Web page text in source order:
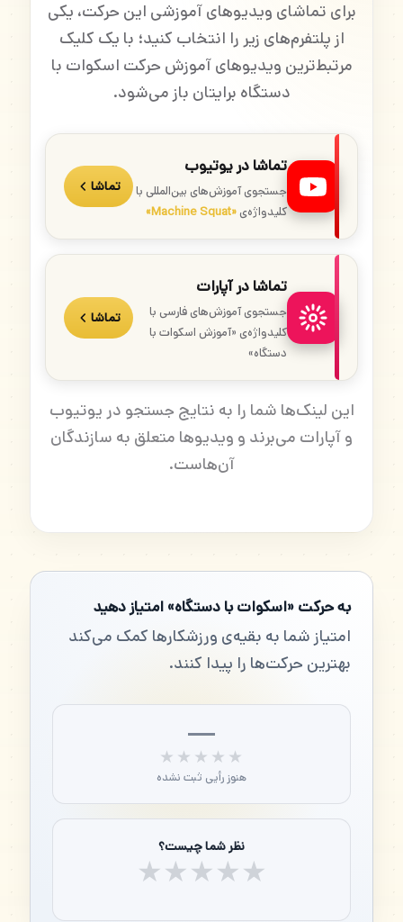
برای تماشای ویدیوهای آموزشی این حرکت، یکی
از پلتفرم‌های زیر را انتخاب کنید؛ با یک کلیک
مرتبط‌ترین ویدیوهای آموزش حرکت اسکوات با
دستگاه برایتان باز می‌شود.
تماشا در یوتیوب
جستجوی آموزش‌های بین‌المللی با
کلیدواژه‌ی«Machine Squat»
تماشا
تماشا در آپارات
جستجوی آموزش‌های فارسی با
کلیدواژه‌ی «آموزش اسکوات با
دستگاه»
تماشا
این لینک‌ها شما را به نتایج جستجو در یوتیوب
و آپارات می‌برند و ویدیوها متعلق به سازندگان
آن‌هاست.
به حرکت «اسکوات با دستگاه» امتیاز دهید
امتیاز شما به بقیه‌ی ورزشکارها کمک می‌کند
بهترین حرکت‌ها را پیدا کنند.
—
★★★★★
هنوز رأیی ثبت نشده
نظر شما چیست؟
★★★★★